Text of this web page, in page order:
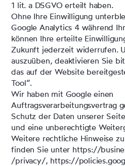
1 lit. a DSGVO erteilt haben.
Ohne Ihre Einwilligung
Google Analytics 4 während
können Ihre erteilte
Zukunft jederzeit widerrufen.
auszuüben, deaktivieren Sie
das auf der Website
Tool“.
Wir haben mit Google einen
Auftragsverarbeitungsvertrag
Schutz der Daten unserer
und eine unberechtigte
Weitere rechtliche Hinweise
finden Sie unter https://
/privacy/, https://